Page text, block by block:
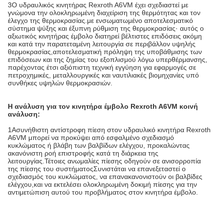
3Ο υδραυλικός κινητήρας Rexroth A6VM έχει σχεδιαστεί με
γνώμονα την ολοκληρωμένη διαχείριση της θερμότητας και τον
έλεγχο της θερμοκρασίας.με ενσωματωμένο αποτελεσματικό
σύστημα ψύξης και έξυπνη ρύθμιση της θερμοκρασίας· αυτός ο
αξιωτικός κινητήρας έμβολο διατηρεί βέλτιστες επιδόσεις ακόμη
και κατά την παρατεταμένη λειτουργία σε περιβάλλον υψηλής
θερμοκρασίας,αποτελεσματική πρόληψη της υποβάθμισης των
επιδόσεων και της ζημίας του εξοπλισμού λόγω υπερθέρμανσης,
παρέχοντας έτσι αξιόπιστη τεχνική εγγύηση για εφαρμογές σε
πετροχημικές, μεταλλουργικές και ναυτιλιακές βιομηχανίες υπό
συνθήκες υψηλών θερμοκρασιών.
Η ανάλυση για τον κινητήρα έμβολο Rexroth A6VM κοινή
ανάλυση:
1Ασυνήθιστη αντίστροφη πίεση στον υδραυλικό κινητήρα Rexroth
A6VM μπορεί να προκύψει από εσφαλμένο σχεδιασμό
κυκλώματος ή βλάβη των βαλβίδων ελέγχου, προκαλώντας
ακανόνιστη ροή επιστροφής κατά τη διάρκεια της
λειτουργίας.Τέτοιες ανωμαλίες πίεσης οδηγούν σε ανισορροπία
της πίεσης του συστήματοςΣυνιστάται να επανεξεταστεί ο
σχεδιασμός του κυκλώματος, να επανακανονιστούν οι βαλβίδες
ελέγχου,και να εκτελέσει ολοκληρωμένη δοκιμή πίεσης για την
αντιμετώπιση αυτού του προβλήματος στον κινητήρα έμβολο.